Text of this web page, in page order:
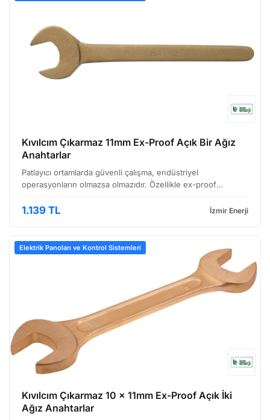
Kıvılcım Çıkarmaz 11mm Ex-Proof Açık Bir Ağız
Anahtarlar
Patlayıcı ortamlarda güvenli çalışma, endüstriyel
operasyonların olmazsa olmazıdır. Özellikle ex-proof
sırasında kullanılan el aletleri, bu güvenlik standardını ihlal …
1.139 TL İzmir Enerji
Elektrik Panoları ve Kontrol Sistemleri
Kıvılcım Çıkarmaz 10 x 11mm Ex-Proof Açık İki
Ağız Anahtarlar